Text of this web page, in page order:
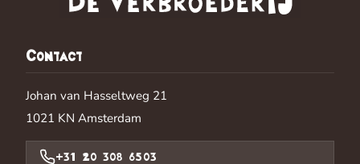
Contact
Johan van Hasseltweg 21
1021 KN Amsterdam
+31 20 308 6503